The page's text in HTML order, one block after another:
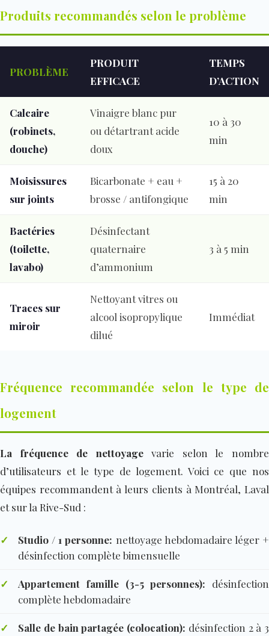
Produits recommandés selon le problème
PROBLÈME
PRODUIT
EFFICACE
TEMPS
D’ACTION
Calcaire
(robinets,
douche)
Vinaigre blanc pur
ou détartrant acide
doux
10 à 30
min
Moisissures
sur joints
Bicarbonate + eau +
brosse / antifongique
15 à 20
min
Bactéries
(toilette,
lavabo)
Désinfectant
quaternaire
d’ammonium
3 à 5 min
Traces sur
miroir
Nettoyant vitres ou
alcool isopropylique
dilué
Immédiat
Fréquence recommandée selon le type de
logement
La fréquence de nettoyagevarie selon le nombre
d’utilisateurs et le type de logement. Voici ce que nos
équipes recommandent à leurs clients à Montréal, Laval
et sur la Rive-Sud :
✓ Studio / 1 personne: nettoyage hebdomadaire léger +
désinfection complète bimensuelle
✓ Appartement famille (3-5 personnes): désinfection
complète hebdomadaire
✓ Salle de bain partagée (colocation): désinfection 2 à 3